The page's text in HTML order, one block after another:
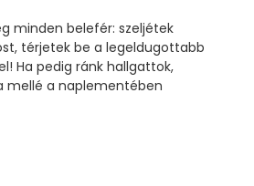
minden belefér: szeljétek
térjetek be a legeldugottabb
Ha pedig ránk hallgattok,
mellé a naplementében